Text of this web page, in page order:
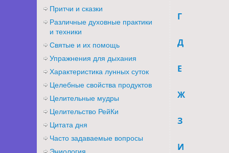
Г
Д
Е
Ж
З
И
Притчи и сказки
Различные духовные практики
и техники
Святые и их помощь
Упражнения для дыхания
Характеристика лунных суток
Целебные свойства продуктов
Целительные мудры
Целительство РейКи
Цитата дня
Часто задаваемые вопросы
Эниология